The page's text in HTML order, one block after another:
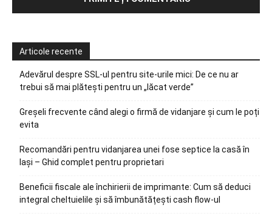
Articole recente
Adevărul despre SSL-ul pentru site-urile mici: De ce nu ar
trebui să mai plătești pentru un „lăcat verde”
Greșeli frecvente când alegi o firmă de vidanjare și cum le poți
evita
Recomandări pentru vidanjarea unei fose septice la casă în
Iași – Ghid complet pentru proprietari
Beneficii fiscale ale închirierii de imprimante: Cum să deduci
integral cheltuielile și să îmbunătățești cash flow-ul